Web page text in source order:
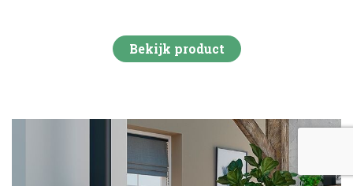
Bekijk product